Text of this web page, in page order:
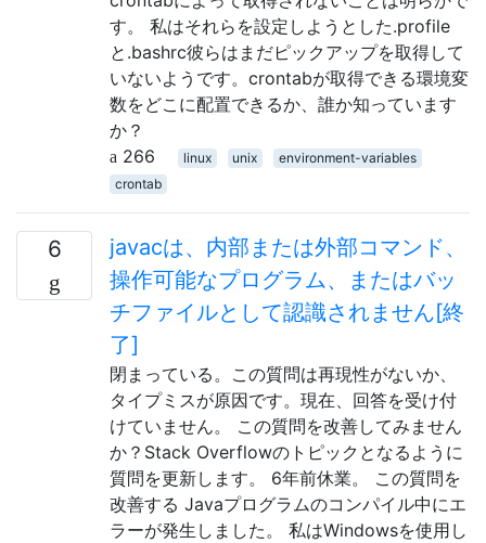
す。 私はそれらを設定しようとした.profile
と.bashrc彼らはまだピックアップを取得して
いないようです。crontabが取得できる環境変
数をどこに配置できるか、誰か知っています
か？
266
linux unix
environment-variables
crontab
6
javacは、内部または外部コマンド、
操作可能なプログラム、またはバッ
チファイルとして認識されません[終
了]
閉まっている。この質問は再現性がないか、
タイプミスが原因です。現在、回答を受け付
けていません。 この質問を改善してみません
か？Stack Overflowのトピックとなるように
質問を更新します。 6年前休業。 この質問を
改善する Javaプログラムのコンパイル中にエ
ラーが発生しました。 私はWindowsを使用し